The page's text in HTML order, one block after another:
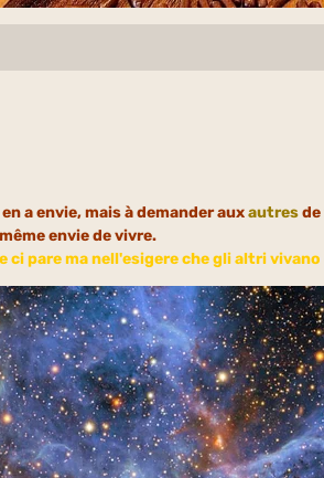
a envie, mais à demander auxautresde
même envie de vivre.
ci pare ma nell'esigere che gli altri vivano